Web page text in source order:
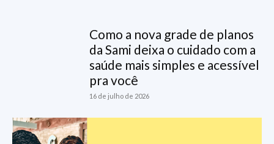
Como a nova grade de planos
da Sami deixa o cuidado com a
saúde mais simples e acessível
pra você
16 de julho de 2026